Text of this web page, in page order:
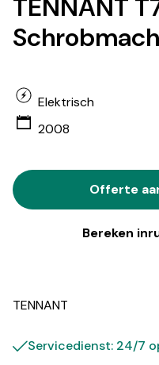
TENNANT
Elektrisch
2008
Offerte
Bereken
TENNANT
Servicedienst: 24/7